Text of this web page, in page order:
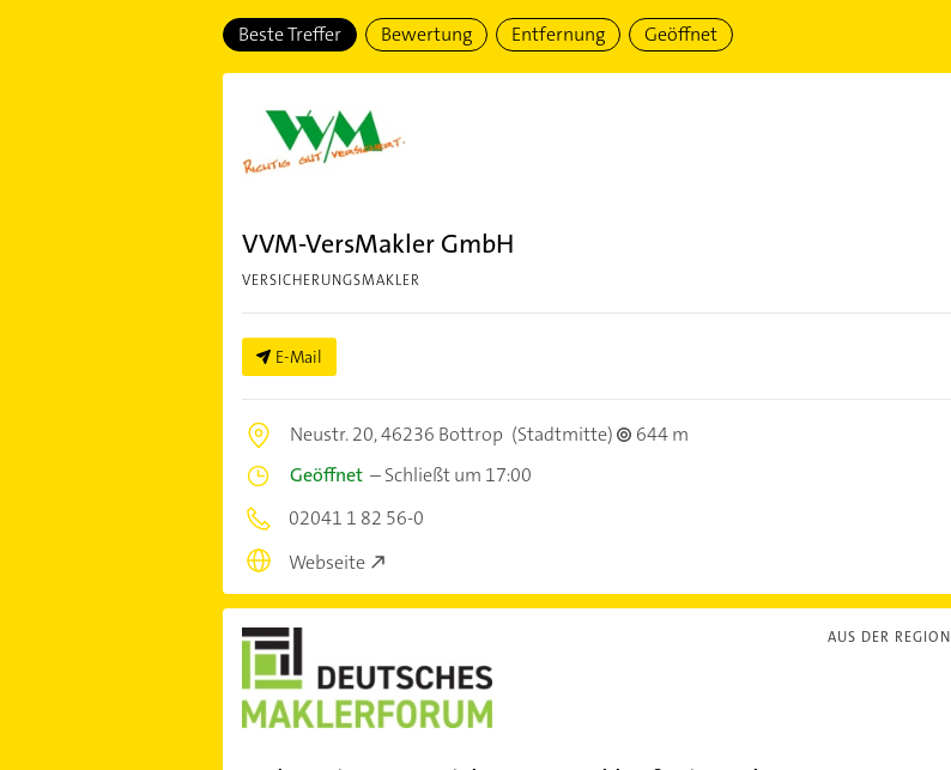
Beste Treffer Bewertung Entfernung Geöffnet
VVM-VersMakler GmbH
VERSICHERUNGSMAKLER
E-Mail
Neustr. 20,46236 Bottrop (Stadtmitte)
644 m
Geöffnet–Schließt um 17:00
02041 1 82 56-0
Webseite
AUS DER REGION